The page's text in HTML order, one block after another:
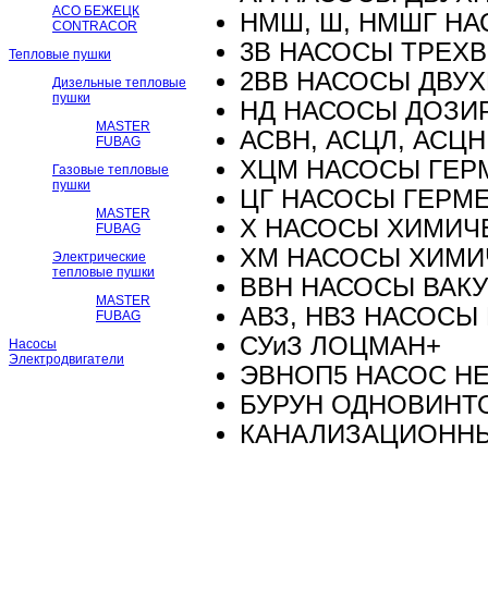
АСО БЕЖЕЦК
CONTRACOR
Тепловые пушки
Дизельные тепловые
пушки
MASTER
FUBAG
Газовые тепловые
пушки
MASTER
FUBAG
Электрические
тепловые пушки
MASTER
FUBAG
Насосы
Электродвигатели
НМШ, Ш, НМШГ
3В НАСОСЫ
2ВВ НАСОСЫ
НД НАСОСЫ
АСВН, АСЦЛ,
ХЦМ НАСОСЫ
ЦГ НАСОСЫ
Х НАСОСЫ
ХМ НАСОСЫ
ВВН НАСОСЫ
АВЗ, НВЗ
СУиЗ ЛОЦМАН+
ЭВНОП5 НАСОС
БУРУН